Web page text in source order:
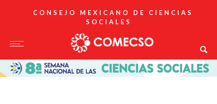
CONSEJO MEXICANO DE CIENCIAS
SOCIALES